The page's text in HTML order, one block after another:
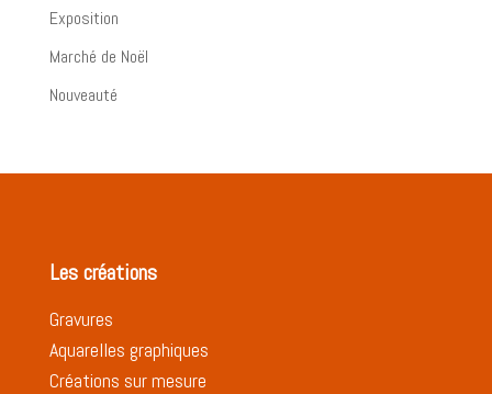
Exposition
Marché de Noël
Nouveauté
Les créations
Gravures
Aquarelles graphiques
Créations sur mesure